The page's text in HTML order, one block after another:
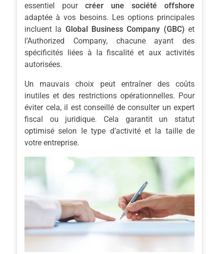
essentiel pour créer une société offshore
adaptée à vos besoins. Les options principales
incluent la Global Business Company (GBC) et
l’Authorized Company, chacune ayant des
spécificités liées à la fiscalité et aux activités
autorisées.
Un mauvais choix peut entraîner des coûts
inutiles et des restrictions opérationnelles. Pour
éviter cela, il est conseillé de consulter un expert
fiscal ou juridique. Cela garantit un statut
optimisé selon le type d’activité et la taille de
votre entreprise.